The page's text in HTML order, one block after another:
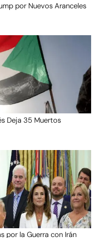
por Nuevos Aranceles
Deja 35 Muertos
por la Guerra con Irán